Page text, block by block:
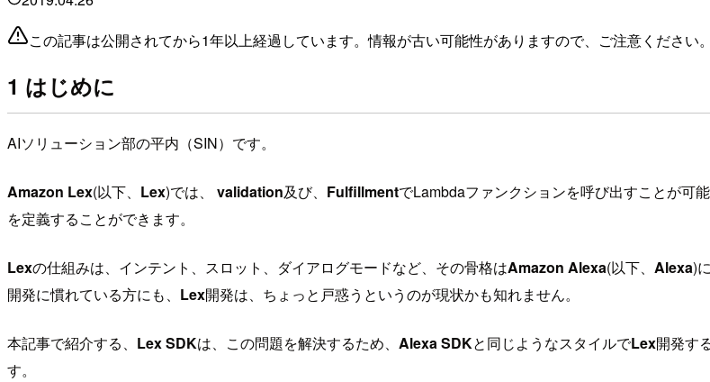
この記事は公開されてから1年以上経過しています。情報が古い可能性がありますので、ご注意ください。
1 はじめに
AIソリューション部の平内（SIN）です。
Amazon Lex(以下、 Lex)では、 validation及び、 FulfillmentでLambdaファンクションを呼び出すことが可
を定義することができます。
Lexの仕組みは、インテント、スロット、ダイアログモードなど、その骨格はAmazon Alexa(以下、 Alexa)
開発に慣れている方にも、 Lex開発は、ちょっと戸惑うというのが現状かも知れません。
本記事で紹介する、 Lex SDKは、この問題を解決するため、 Alexa SDKと同じようなスタイルでLex開発す
す。